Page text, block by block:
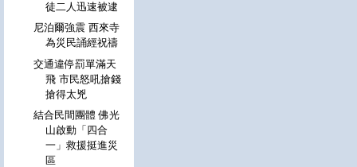
徒二人迅速被逮
尼泊爾強震 西來寺
為災民誦經祝禱
交通違停罰單滿天
飛 市民怒吼搶錢
搶得太兇
結合民間團體 佛光
山啟動「四合
一」救援挺進災
區